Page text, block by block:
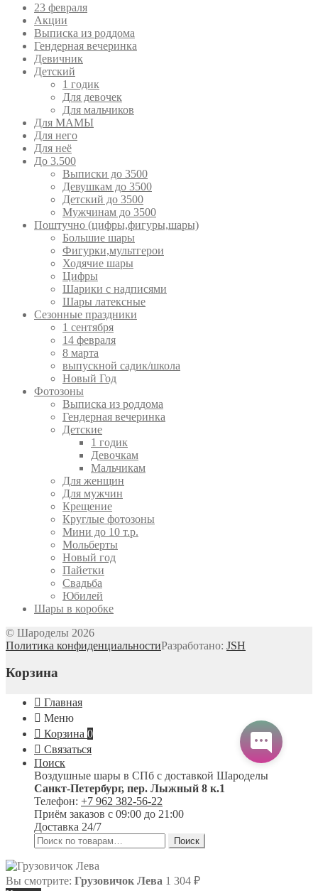
23 февраля
Акции
Выписка из роддома
Гендерная вечеринка
Девичник
Детский
1 годик
Для девочек
Для мальчиков
Для МАМЫ
Для него
Для неё
До 3.500
Выписки до 3500
Девушкам до 3500
Детский до 3500
Мужчинам до 3500
Поштучно (цифры,фигуры,шары)
Большие шары
Фигурки,мультгерои
Ходячие шары
Цифры
Шарики с надписями
Шары латексные
Сезонные праздники
1 сентября
14 февраля
8 марта
выпускной садик/школа
Новый Год
Фотозоны
Выписка из роддома
Гендерная вечеринка
Детские
1 годик
Девочкам
Мальчикам
Для женщин
Для мужчин
Крещение
Круглые фотозоны
Мини до 10 т.р.
Мольберты
Новый год
Пайетки
Свадьба
Юбилей
Шары в коробке
© Шароделы 2026
Политика конфиденциальностиРазработано: JSH
Корзина
Главная
Меню
Корзина 0
Связаться
Поиск
Воздушные шары в СПб с доставкой Шароделы
Санкт-Петербург, пер. Лыжный 8 к.1
Телефон: +7 962 382-56-22
Приём заказов с 09:00 до 21:00
Доставка 24/7
Искать:
Поиск
Вы смотрите: Грузовичок Лева 1 304 ₽